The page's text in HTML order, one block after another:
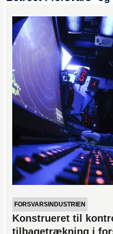
FORSVARSINDUSTRIEN
Konstrueret til
tilbagetrækning i